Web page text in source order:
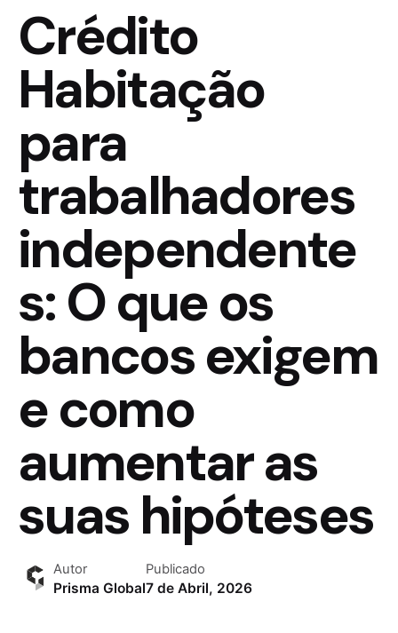
Crédito
Habitação
para
trabalhadores
independente
s: O que os
bancos exigem
e como
aumentar as
suas hipóteses
Autor
Prisma Global
Publicado
7 de Abril, 2026